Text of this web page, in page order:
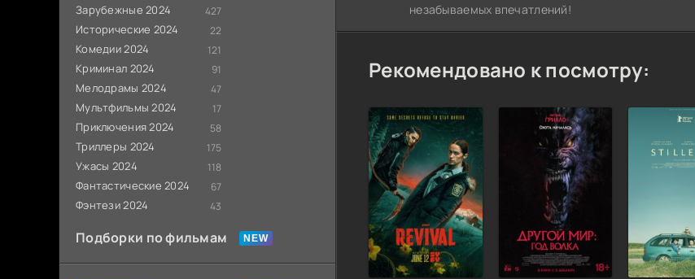
Зарубежные 2024 427
Исторические 2024 22
Комедии 2024 121
Криминал 2024 91
Мелодрамы 2024 47
Мультфильмы 2024 17
Приключения 2024 58
Триллеры 2024 175
Ужасы 2024 118
Фантастические 2024 67
Фэнтези 2024 43
Подборки по фильмам
незабываемых впечатлений!
Рекомендовано к посмотру: